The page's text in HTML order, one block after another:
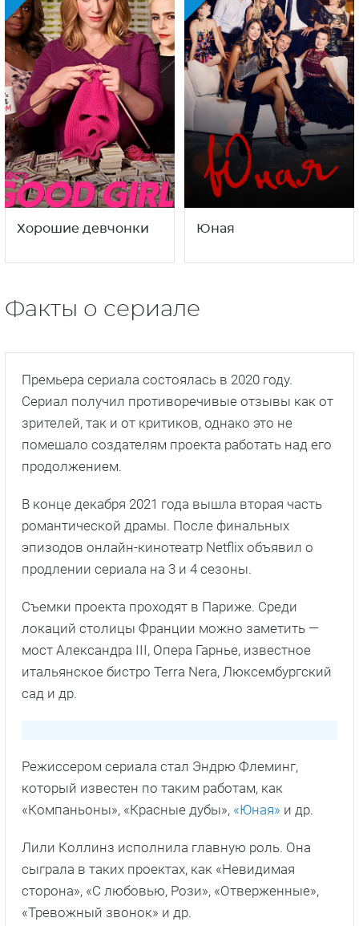
Хорошие девчонки Юная
Факты о сериале
Премьера сериала состоялась в 2020 году.
Сериал получил противоречивые отзывы как от
зрителей, так и от критиков, однако это не
помешало создателям проекта работать над его
продолжением.
В конце декабря 2021 года вышла вторая часть
романтической драмы. После финальных
эпизодов онлайн-кинотеатр Netflix объявил о
продлении сериала на 3 и 4 сезоны.
Съемки проекта проходят в Париже. Среди
локаций столицы Франции можно заметить —
мост Александра III, Опера Гарнье, известное
итальянское бистро Terra Nera, Люксембургский
сад и др.
Режиссером сериала стал Эндрю Флеминг,
который известен по таким работам, как
«Компаньоны», «Красные дубы», «Юная» и др.
Лили Коллинз исполнила главную роль. Она
сыграла в таких проектах, как «Невидимая
сторона», «С любовью, Рози», «Отверженные»,
«Тревожный звонок» и др.